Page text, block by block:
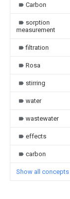
Carbon
sorption
measurement
filtration
Rosa
stirring
water
wastewater
effects
carbon
Show all